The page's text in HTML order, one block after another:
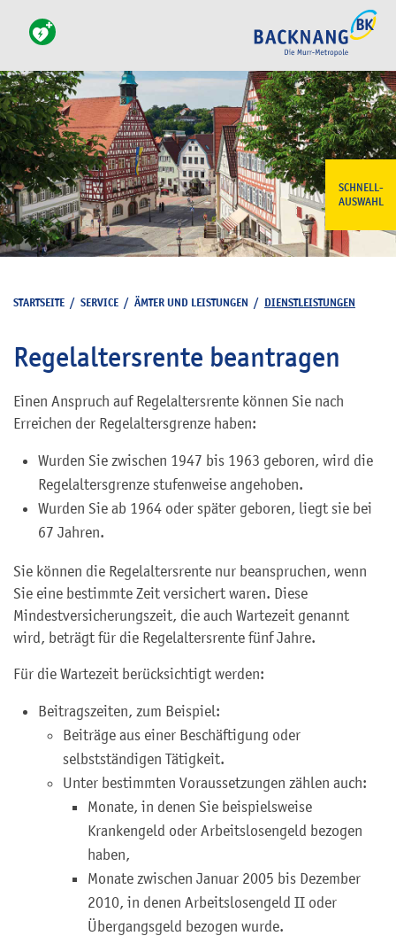
SCHNELL-
AUSWAHL
STARTSEITE / SERVICE / ÄMTER UND LEISTUNGEN / DIENSTLEISTUNGEN
Regelaltersrente beantragen
Einen Anspruch auf Regelaltersrente können Sie nach
Erreichen der Regelaltersgrenze haben:
Wurden Sie zwischen 1947 bis 1963 geboren, wird die
Regelaltersgrenze stufenweise angehoben.
Wurden Sie ab 1964 oder später geboren, liegt sie bei
67 Jahren.
Sie können die Regelaltersrente nur beanspruchen, wenn
Sie eine bestimmte Zeit versichert waren. Diese
Mindestversicherungszeit, die auch Wartezeit genannt
wird, beträgt für die Regelaltersrente fünf Jahre.
Für die Wartezeit berücksichtigt werden:
Beitragszeiten, zum Beispiel:
Beiträge aus einer Beschäftigung oder
selbstständigen Tätigkeit.
Unter bestimmten Voraussetzungen zählen auch:
Monate, in denen Sie beispielsweise
Krankengeld oder Arbeitslosengeld bezogen
haben,
Monate zwischen Januar 2005 bis Dezember
2010, in denen Arbeitslosengeld II oder
Übergangsgeld bezogen wurde.